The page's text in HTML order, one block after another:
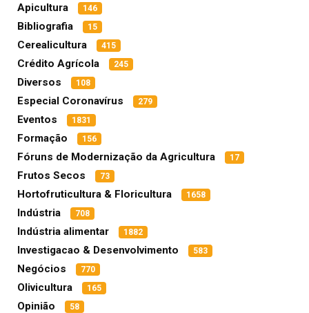
Apicultura 146
Bibliografia 15
Cerealicultura 415
Crédito Agrícola 245
Diversos 108
Especial Coronavírus 279
Eventos 1831
Formação 156
Fóruns de Modernização da Agricultura 17
Frutos Secos 73
Hortofruticultura & Floricultura 1658
Indústria 708
Indústria alimentar 1882
Investigacao & Desenvolvimento 583
Negócios 770
Olivicultura 165
Opinião 58